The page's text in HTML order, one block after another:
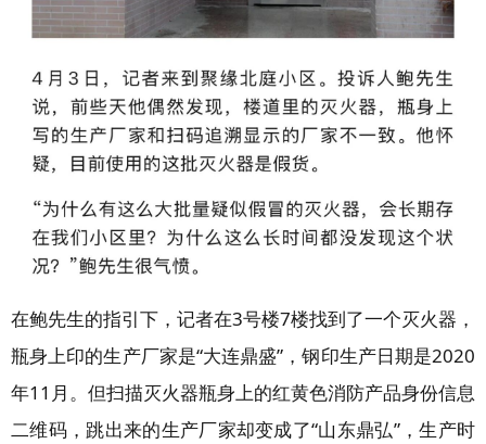
在鲍先生的指引下，记者在3号楼7楼找到了一个灭火器，
瓶身上印的生产厂家是“大连鼎盛”，钢印生产日期是2020
年11月。但扫描灭火器瓶身上的红黄色消防产品身份信息
二维码，跳出来的生产厂家却变成了“山东鼎弘”，生产时